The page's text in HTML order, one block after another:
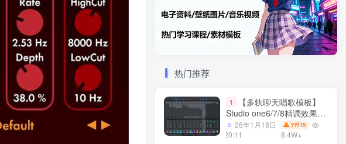
热门推荐
1
【多轨聊天唱歌模板】
Studio one6/7/8精调效果包
多种效果模式 声卡调试好直
播预设模板
26年1月18日
20:11
Y币15
8.4W+